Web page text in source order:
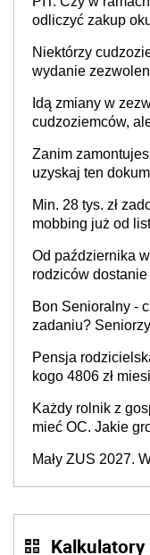
stosunku pracy
odliczyć zakup
Niektórzy
wydanie
to realny problem
Idą zmiany w
cudzoziemców,
Zanim
uzyskaj ten
Min. 28 tys. zł
mobbing już od
Od października
rodziców
Bon Senioralny -
zadaniu?
Pensja
kogo 4806 zł
Każdy rolnik z
mieć OC. Jakie
Mały ZUS 2027.
Kalkulatory